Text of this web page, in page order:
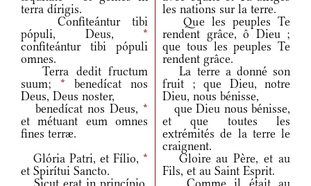
terra dírigis.
les nations sur la terre.
Confiteántur tibi
pópuli, Deus, *
confiteántur tibi pópuli
omnes.
Que les peuples Te
rendent grâce, ô Dieu ;
que tous les peuples Te
rendent grâce.
Terra dedit fructum
suum; * benedícat nos
Deus, Deus noster,
La terre a donné son
fruit ; que Dieu, notre
Dieu, nous bénisse,
benedícat nos Deus, *
et métuant eum omnes
fines terræ.
que Dieu nous bénisse,
et que toutes les
extrémités de la terre le
craignent.
Glória Patri, et Fílio, *
et Spirítui Sancto.
Gloire au Père, et au
Fils, et au Saint Esprit.